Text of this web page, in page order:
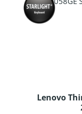
Lenovo